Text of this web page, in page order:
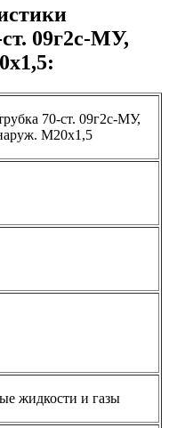
09г2с-МУ,
70-ст. 09г2с-МУ,
М20х1,5
жидкости и газы